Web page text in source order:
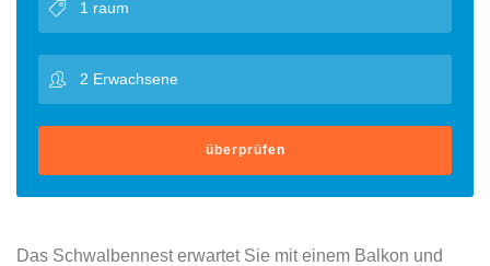
überprüfen
Das Schwalbennest erwartet Sie mit einem Balkon und